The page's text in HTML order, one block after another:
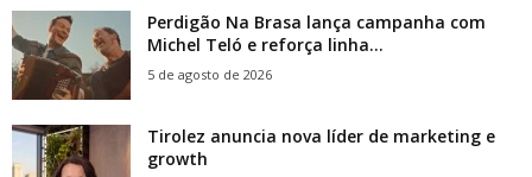
Perdigão Na Brasa lança campanha com
Michel Teló e reforça linha...
5 de agosto de 2026
Tirolez anuncia nova líder de marketing e
growth